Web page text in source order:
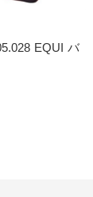
EQUI バ